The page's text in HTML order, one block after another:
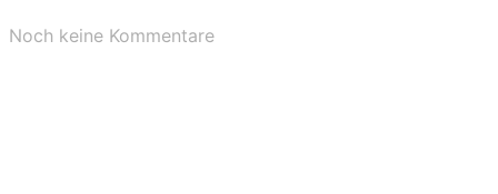
Noch keine Kommentare